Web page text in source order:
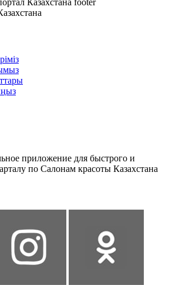
приложение для быстрого и
по Салонам красоты Казахстана